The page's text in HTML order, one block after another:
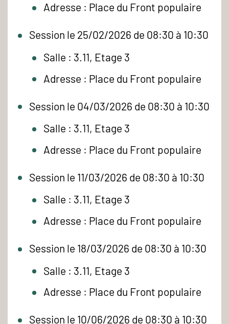
Adresse : Place du Front populaire
Session le 25/02/2026 de 08:30 à 10:30
Salle : 3.11, Etage 3
Adresse : Place du Front populaire
Session le 04/03/2026 de 08:30 à 10:30
Salle : 3.11, Etage 3
Adresse : Place du Front populaire
Session le 11/03/2026 de 08:30 à 10:30
Salle : 3.11, Etage 3
Adresse : Place du Front populaire
Session le 18/03/2026 de 08:30 à 10:30
Salle : 3.11, Etage 3
Adresse : Place du Front populaire
Session le 10/06/2026 de 08:30 à 10:30